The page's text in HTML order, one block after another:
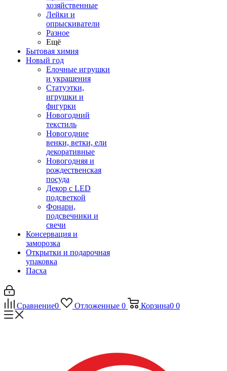
хозяйственные
Лейки и
опрыскиватели
Разное
Ещё
Бытовая химия
Новый год
Елочные игрушки
и украшения
Статуэтки,
игрушки и
фигурки
Новогодний
текстиль
Новогодние
венки, ветки, ели
декоративные
Новогодняя и
рождественская
посуда
Декор с LED
подсветкой
Фонари,
подсвечники и
свечи
Консервация и
заморозка
Открытки и подарочная
упаковка
Пасха
Сравнение0 Отложенные 0 Корзина0 0